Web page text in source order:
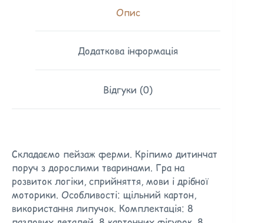
Опис
Додаткова інформація
Відгуки (0)
Складаємо пейзаж ферми. Кріпимо дитинчат
поруч з дорослими тваринами. Гра на
розвиток логіки, сприйняття, мови і дрібної
моторики. Особливості: щільний картон,
використання липучок. Комплектація: 8